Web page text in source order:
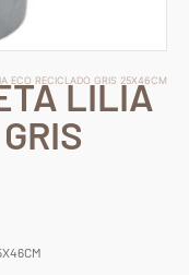
ECO RECICLADO GRIS 25X46CM
LILIA